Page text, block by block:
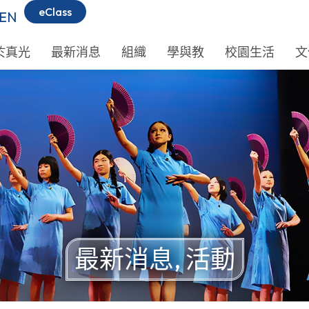
eClass
真光 最新消息 組織 學與教 校園生活
最新消息,活動